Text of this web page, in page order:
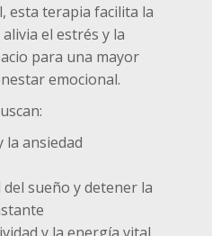
esta terapia facilita la
el estrés y la
para una mayor
emocional.
la ansiedad
sueño y detener la